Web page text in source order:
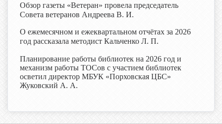
Обзор газеты «Ветеран» провела председатель
Совета ветеранов Андреева В. И.
О ежемесячном и ежеквартальном отчётах за 2026
год рассказала методист Кальченко Л. П.
Планирование работы библиотек на 2026 год и
механизм работы ТОСов с участием библиотек
осветил директор МБУК «Порховская ЦБС»
Жуковский А. А.